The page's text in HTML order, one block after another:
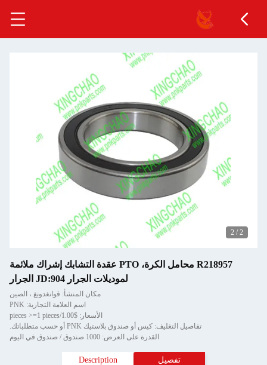
1
/
2
R218957 محامل الكرة، PTO عقدة التشابك إشراك ملائمة
لموديلات الجرار JD:904 الجرار
مكان المنشأ: قوانغدونغ ، الصين
اسم العلامة التجارية: PNK
الأسعار: $1.00/pieces >=1 pieces
تفاصيل التغليف: كيس أو صندوق بلاستيك PNK أو حسب متطلباتك.
القدرة على العرض: 1000 صندوق / صندوق في اليوم
تفصيل Description